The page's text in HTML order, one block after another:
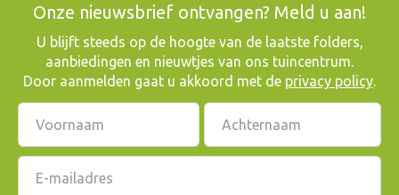
Onze nieuwsbrief ontvangen? Meld u aan!
​U blijft steeds op de hoogte van de laatste folders,
aanbiedingen en nieuwtjes van ons tuincentrum.
Door aanmelden gaat u akkoord met de privacy policy.